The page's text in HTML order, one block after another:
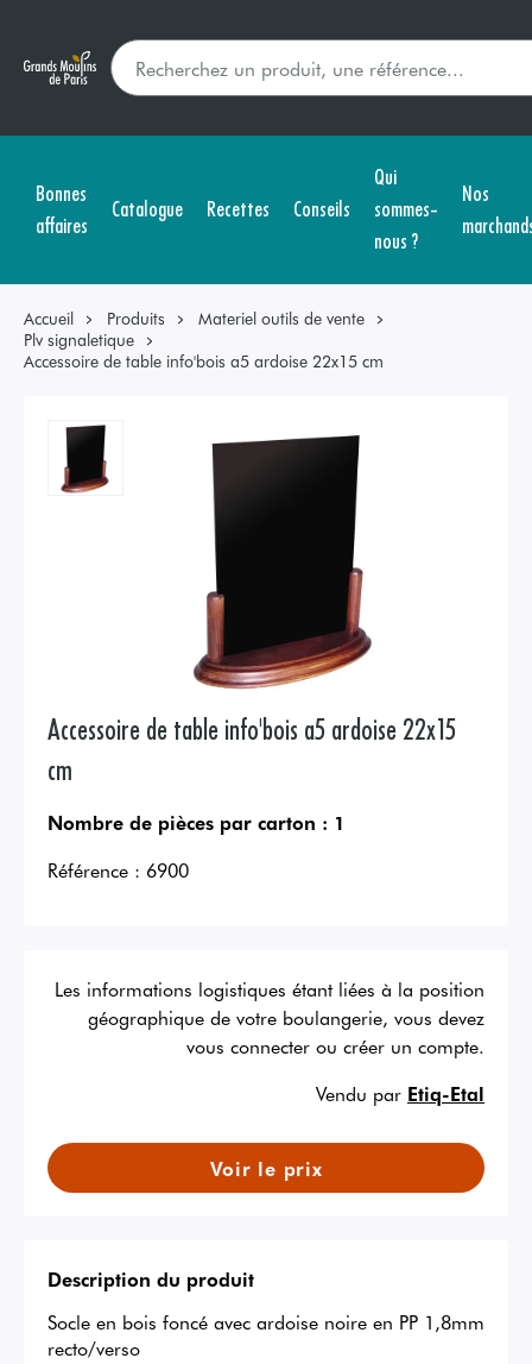
Bonnes
affaires
Catalogue Recettes Conseils
Qui
sommes-
nous ?
Nos
Accueil Produits
Materiel outils de vente
Plv signaletique
Accessoire de table info'bois a5 ardoise 22x15 cm
Accessoire de table info'bois a5 ardoise 22x15
cm
Nombre de pièces par carton : 1
Référence : 6900
Les informations logistiques étant liées à la position
géographique de votre boulangerie, vous devez
vous connecter ou créer un compte.
Vendu par Etiq-Etal
Voir le prix
Description du produit
Socle en bois foncé avec ardoise noire en PP 1,8mm
recto/verso